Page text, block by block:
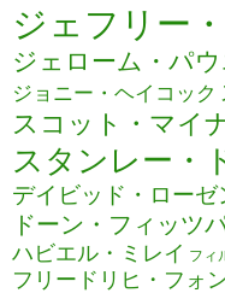
ジェフリー
ジェローム・パ
ジョニー・ヘイコック
スコット・マイ
スタンレー・
デイビッド・ローゼ
ドーン・フィッツ
ハビエル・ミレイ フィ
フリードリヒ・フォ